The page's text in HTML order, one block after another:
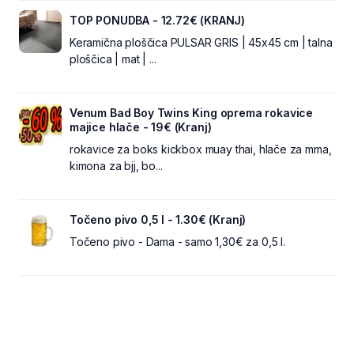
TOP PONUDBA - 12.72€ (KRANJ)
Keramična ploščica PULSAR GRIS | 45x45 cm | talna
ploščica | mat | ...
Venum Bad Boy Twins King oprema rokavice
majice hlače - 19€ (Kranj)
rokavice za boks kickbox muay thai, hlače za mma,
kimona za bjj, bo...
Točeno pivo 0,5 l - 1.30€ (Kranj)
Točeno pivo - Dama - samo 1,30€ za 0,5 l.